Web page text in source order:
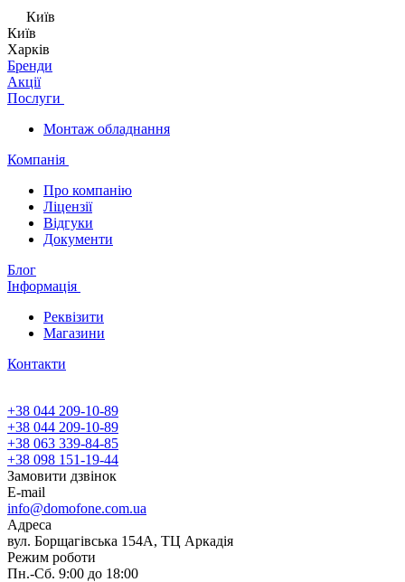
Київ
Київ
Харків
Бренди
Акції
Послуги
Монтаж обладнання
Компанія
Про компанію
Ліцензії
Відгуки
Документи
Блог
Інформація
Реквізити
Магазини
Контакти
+38 044 209-10-89
+38 044 209-10-89
+38 063 339-84-85
+38 098 151-19-44
Замовити дзвінок
E-mail
info@domofone.com.ua
Адреса
вул. Борщагівська 154А, ТЦ Аркадія
Режим роботи
Пн.-Сб. 9:00 до 18:00